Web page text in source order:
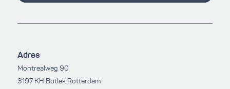
Adres
Montrealweg 90
3197 KH Botlek Rotterdam